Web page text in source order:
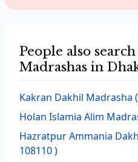
People also
Madrashas in
Kakran Dakhil Madrasha
Holan Islamia Alim
Hazratpur Ammania
108110 )